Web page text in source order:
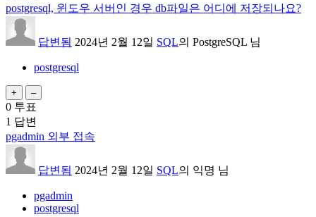
postgresql, 윈도우 서버인 경우 db파일은 어디에 저장되나요?
답변됨 2024년 2월 12일 SQL의 PostgreSQL 님
postgresql
0 투표
1 답변
pgadmin 외부 접속
답변됨 2024년 2월 12일 SQL의 익명 님
pgadmin
postgresql